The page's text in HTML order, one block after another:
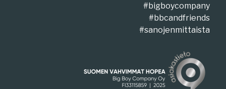
#bigboycompany
#bbcandfriends
#sanojenmittaista